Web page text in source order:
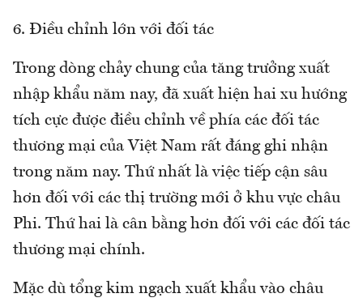
6. Điều chỉnh lớn với đối tác
Trong dòng chảy chung của tăng trưởng xuất
nhập khẩu năm nay, đã xuất hiện hai xu hướng
tích cực được điều chỉnh về phía các đối tác
thương mại của Việt Nam rất đáng ghi nhận
trong năm nay. Thứ nhất là việc tiếp cận sâu
hơn đối với các thị trường mới ở khu vực châu
Phi. Thứ hai là cân bằng hơn đối với các đối tác
thương mại chính.
Mặc dù tổng kim ngạch xuất khẩu vào châu